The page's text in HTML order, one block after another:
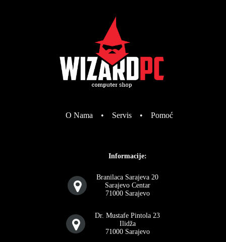
O Nama • Servis • Pomoć
Informacije:
Branilaca Sarajeva 20
Sarajevo Centar
71000 Sarajevo
Dr. Mustafe Pintola 23
Ilidža
71000 Sarajevo